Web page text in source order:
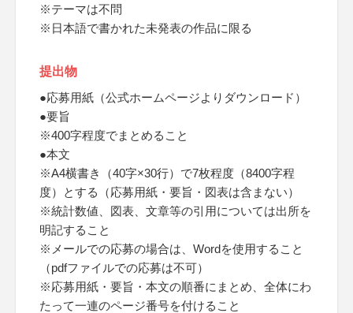
※テーマは不問
※日本語で書かれた未発表の作品に限る
提出物
●応募用紙（公式ホームページよりダウンロード）
●要旨
※400字程度でまとめること
●本文
※A4横書き（40字×30行）で7枚程度（8400字程
度）とする（応募用紙・要旨・図表は含まない）
※統計数値、図表、文章等の引用については出所を
明記すること
※メールでの応募の場合は、Wordを使用すること
（pdfファイルでの応募は不可）
※応募用紙・要旨・本文の順番にまとめ、全体にわ
たって一連のページ番号を付けること